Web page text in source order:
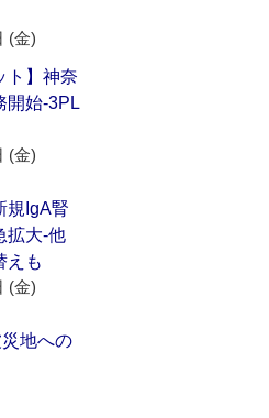
(金)
ト】神奈
開始‐3PL
(金)
規IgA腎
拡大‐他
えも
(金)
地への